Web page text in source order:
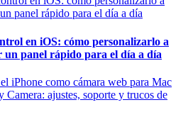
en iOS: cómo personalizarlo a
un panel rápido para el día a día